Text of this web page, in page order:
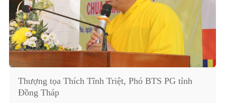
Thượng tọa Thích Tĩnh Triệt, Phó BTS PG tỉnh
Đồng Tháp